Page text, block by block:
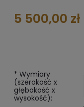
5 500,00 zł
* Wymiary
(szerokość x
głębokość x
wysokość):